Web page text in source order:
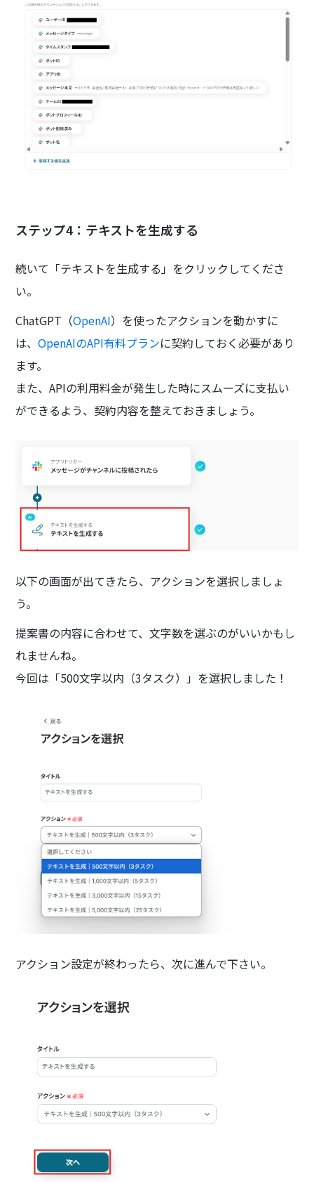
ステップ4：テキストを生成する
続いて「テキストを生成する」をクリックしてくださ
い。
ChatGPT（OpenAI）を使ったアクションを動かすに
は、OpenAIのAPI有料プランに契約しておく必要があり
ます。
また、APIの利用料金が発生した時にスムーズに支払い
ができるよう、契約内容を整えておきましょう。
以下の画面が出てきたら、アクションを選択しましょ
う。
提案書の内容に合わせて、文字数を選ぶのがいいかもし
れませんね。
今回は「500文字以内（3タスク）」を選択しました！
アクション設定が終わったら、次に進んで下さい。